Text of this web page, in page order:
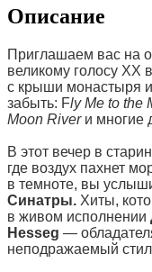
Описание
Приглашаем вас на
великому голосу ХХ
с крыши монастыря
забыть: Fly Me to the
Moon Riverи многие
В этот вечер в
где воздух пахнет
в темноте, вы
Синатры. Хиты,
в живом исполнении
Hesseg —
неподражаемый